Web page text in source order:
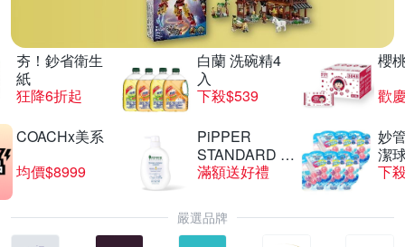
夯！鈔省衛生
紙
狂降6折起
白蘭 洗碗精4
入
下殺$539
櫻
歡
COACHx美系
均價$8999
PiPPER
STANDARD 沛
柏
滿額送好禮
妙
潔
下
嚴選品牌